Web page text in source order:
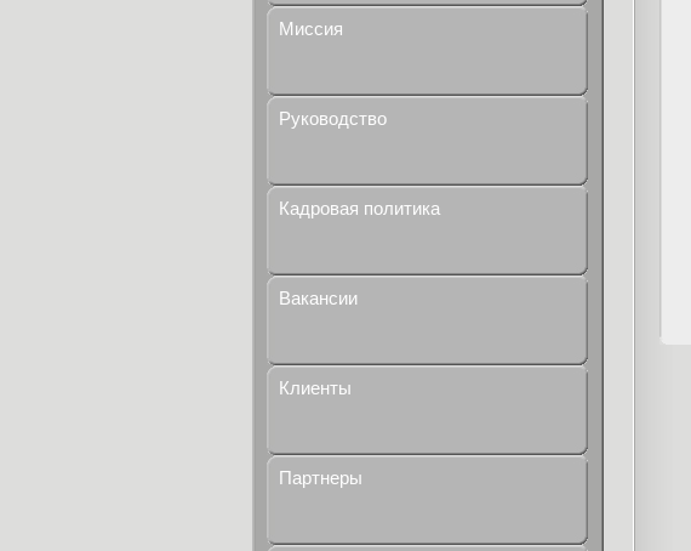
Миссия
Руководство
Кадровая политика
Вакансии
Клиенты
Партнеры